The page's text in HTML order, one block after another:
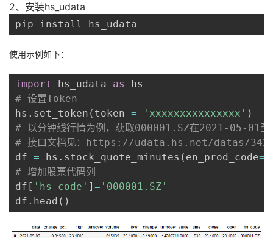
动
关
的
开
发
者
学
堂
我
的
我
我
的
Programs
我
的
支
持
我
的
技
我
的
2、安装hs_udata
pip install hs_udata
使用示例如下：
import hs_udata as
# 设置Token
hs . set_token ( token = 'xxxxxxxxxxxxxxx' )
# 以分钟线行情为例，获取000001.SZ在2021-05-01
# 接口文档见：https://udata.hs.net/datas/
df = hs . stock_quote_minutes ( en_prod_code=
# 增加股票代码列
df [ 'hs_code' ] = '000001.SZ'
df . head ( )